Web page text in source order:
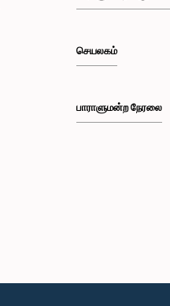
செயலகம்
பாராளுமன்ற நேரலை